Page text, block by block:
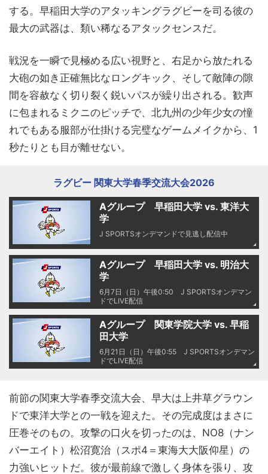
する。早稲田大学のアタッキングラグビーを司る彼の
最大の武器は、類い稀なるアタックセンスだ。
戦況を一瞬で見極める広い視野と、右足から放たれる
大砲の如き正確無比なロングキック、そして敵陣の隙
間を容赦なく切り裂く鋭いパスが繰り出される。歓声
に包まれるミクニのピッチで、北九州の少年少女の憧
れでもある服部が仕掛ける完璧なゲームメイクから、1
秒たりとも目が離せない。
ラグビー 関東大学春季交流大会2026
Aグループ 早稲田大学 vs. 東洋大
学
J SPORTSオンデマンドで見逃し配信中
Aグループ 早稲田大学 vs. 明治大
学
6月7日（日）午後0:50 J SPORTSオンデマン
ドでLIVE配信
Aグループ 関東学院大学 vs. 早稲
田大学
6月21日（日）午後0:55 J SPORTSオンデマン
ドでLIVE配信
前節の関東大学春季交流大会、早大は上井草グラウン
ドで東洋大学との一戦を迎えた。その完成度はまさに
圧巻そのもの。攻撃の口火を切ったのは、NO8（ナン
バーエイト）松沼寛治（スポ4＝東海大大阪仰星）の
力強いヒットだ。彼が最前線で激しく身体を張り、攻